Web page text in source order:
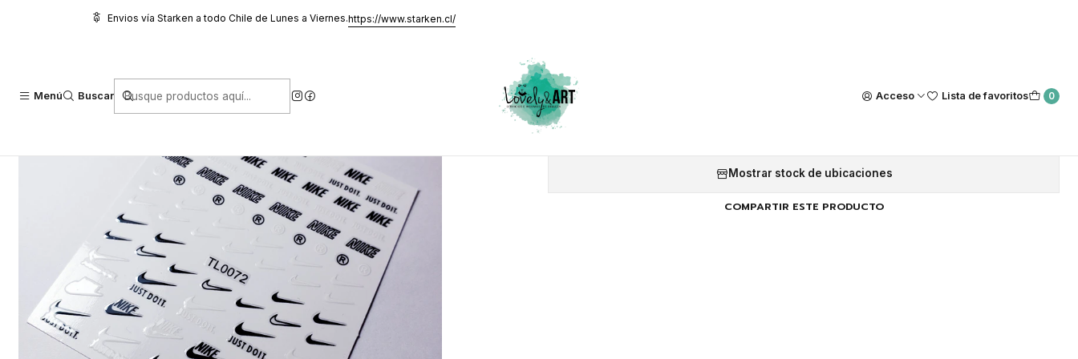
Menú Buscar Acceso Lista de favoritos 0
Envios vía Starken a todo Chile de Lunes a Viernes.https://www.starken.cl/
Glitter, Decoración y Accesorios Stickers Stickers Nike (Blanco y Negro)
Stickers Nike (Blanco y Negro)
Mostrar stock de ubicaciones
COMPARTIR ESTE PRODUCTO